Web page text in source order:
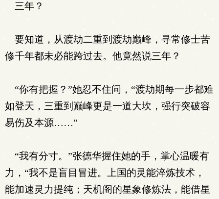
三年？
要知道，从渡劫二重到渡劫巅峰，寻常修士苦
修千年都未必能跨过去。他竟然说三年？
“你有把握？”她忍不住问，“渡劫期每一步都难
如登天，三重到巅峰更是一道大坎，强行突破容
易伤及本源……”
“我有分寸。”张德华握住她的手，掌心温暖有
力，“我不是盲目冒进。上国的灵能淬炼技术，
能加速灵力提纯；天机阁的星象修炼法，能借星